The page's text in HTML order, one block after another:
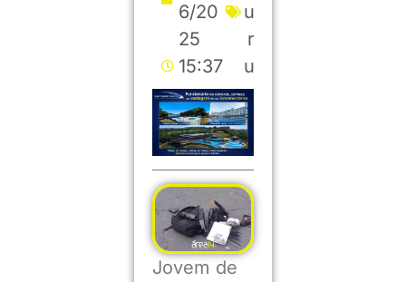
6/20
25
15:37
u
r
u
Jovem de